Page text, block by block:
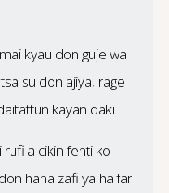
kyau don guje wa
su don ajiya, rage
kayan daki.
a cikin fenti ko
hana zafi ya haifar